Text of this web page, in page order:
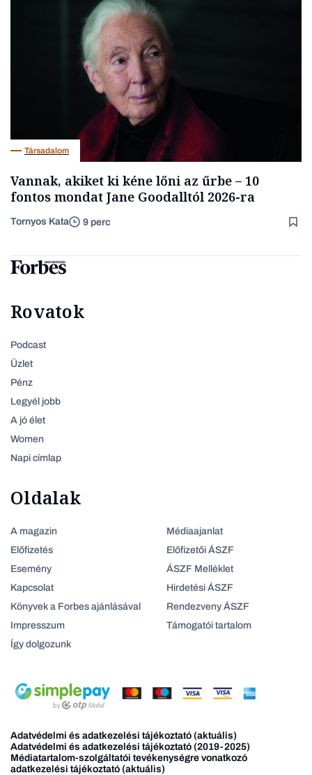
Társadalom
Vannak, akiket ki kéne lőni az űrbe – 10
fontos mondat Jane Goodalltól 2026-ra
Tornyos Kata 9 perc
Rovatok
Podcast
Üzlet
Pénz
Legyél jobb
A jó élet
Women
Napi címlap
Oldalak
A magazin
Előfizetés
Esemény
Kapcsolat
Könyvek a Forbes ajánlásával
Impresszum
Így dolgozunk
Médiaajanlat
Előfizetői ÁSZF
ÁSZF Melléklet
Hirdetési ÁSZF
Rendezveny ÁSZF
Támogatói tartalom
Adatvédelmi és adatkezelési tájékoztató (aktuális)
Adatvédelmi és adatkezelési tájékoztató (2019-2025)
Médiatartalom-szolgáltatói tevékenységre vonatkozó
adatkezelési tájékoztató (aktuális)